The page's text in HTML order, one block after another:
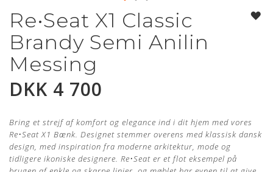
Gå
til
begynnelsen
av
bildegalleri
Re•Seat X1 Classic
Brandy Semi Anilin
Messing
DKK 4 700
Bring et strejf af komfort og elegance ind i dit hjem med vores
Re•Seat X1 Bænk. Designet stemmer overens med klassisk dansk
design, med inspiration fra moderne arkitektur, mode og
tidligere ikoniske designere. Re•Seat er et flot eksempel på